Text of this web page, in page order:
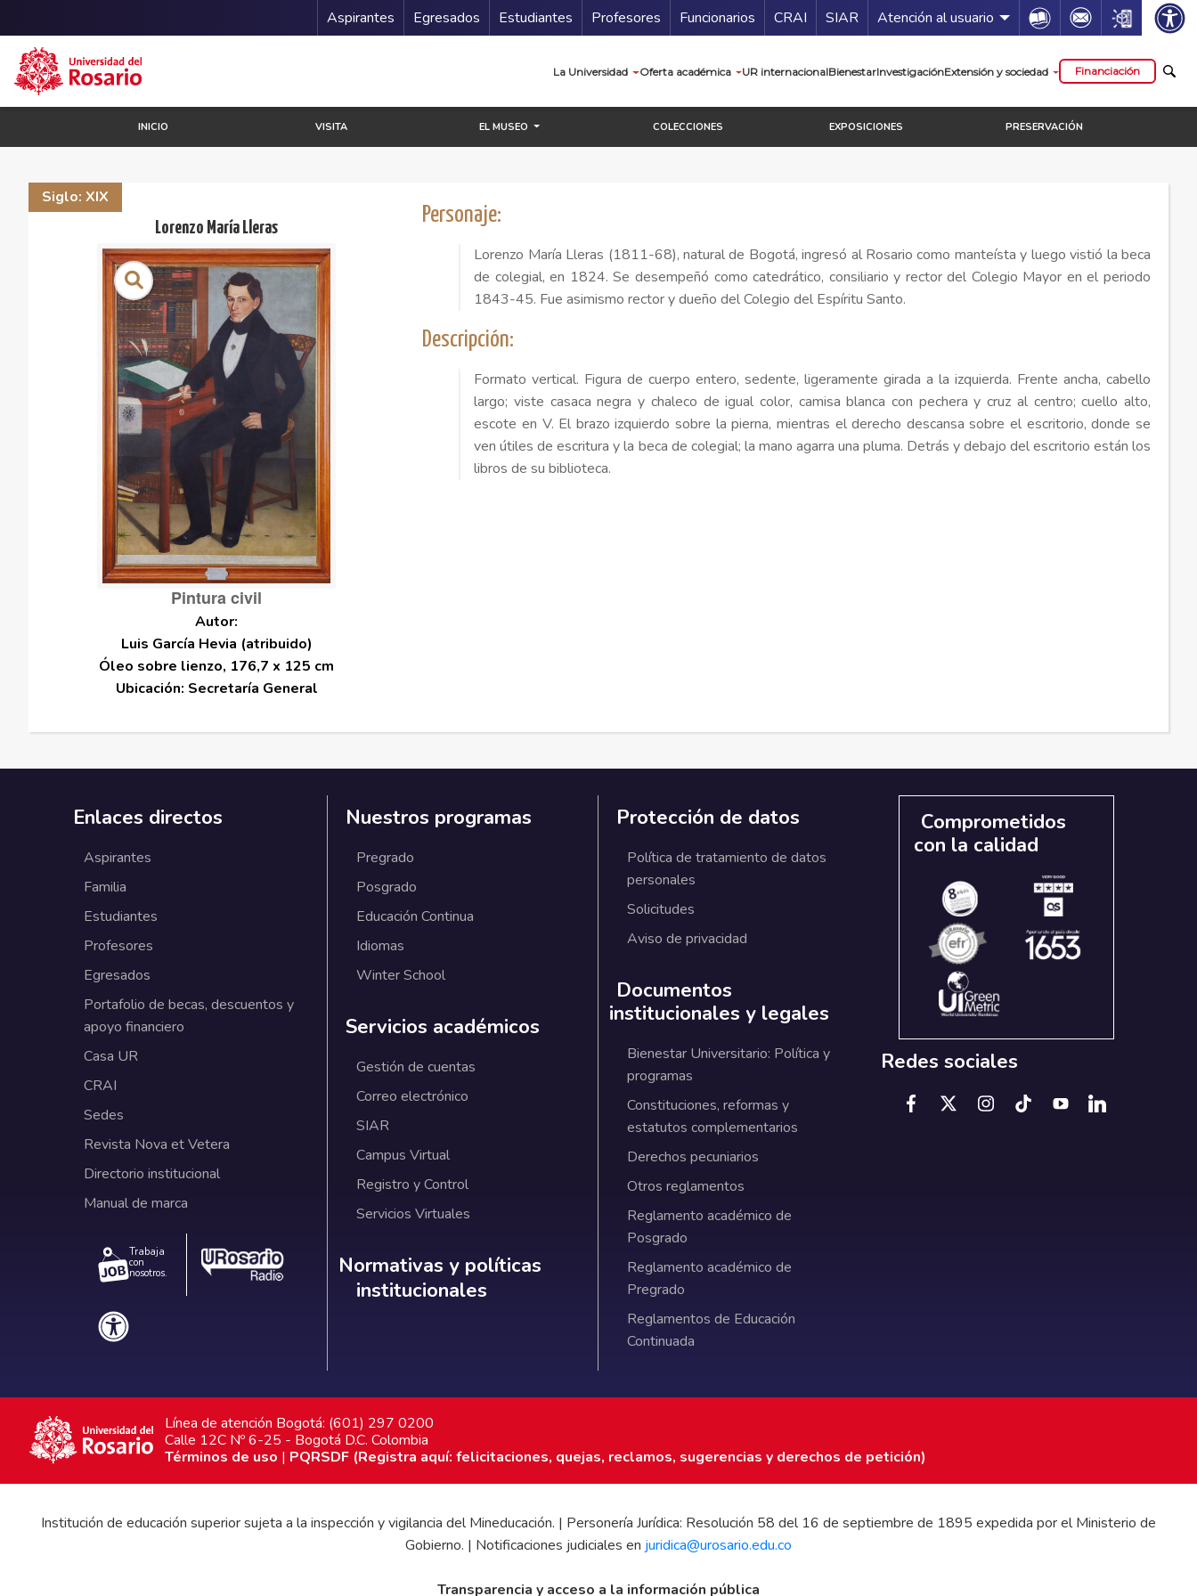
Menu Secundario
Aspirantes Egresados Estudiantes Profesores Funcionarios Guía de servicios
CRAI SIAR Atención al usuario Icon Icon Icon
La Universidad Oferta académica UR internacionalBienestarInvestigaciónExtensión y sociedad Financiación
INICIO VISITA EL MUSEO COLECCIONES EXPOSICIONES PRESERVACIÓN
Siglo: XIX
Lorenzo María Lleras
Pintura civil
Luis García Hevia (atribuido)
Óleo sobre lienzo, 176,7 x 125 cm
Ubicación: Secretaría General
Personaje:
Lorenzo María Lleras (1811-68), natural de Bogotá, ingresó al Rosario como manteísta y luego vistió la beca
de colegial, en 1824. Se desempeñó como catedrático, consiliario y rector del Colegio Mayor en el periodo
1843-45. Fue asimismo rector y dueño del Colegio del Espíritu Santo.
Descripción:
Formato vertical. Figura de cuerpo entero, sedente, ligeramente girada a la izquierda. Frente ancha, cabello
largo; viste casaca negra y chaleco de igual color, camisa blanca con pechera y cruz al centro; cuello alto,
escote en V. El brazo izquierdo sobre la pierna, mientras el derecho descansa sobre el escritorio, donde se
ven útiles de escritura y la beca de colegial; la mano agarra una pluma. Detrás y debajo del escritorio están los
libros de su biblioteca.
Enlaces directos
Aspirantes
Familia
Estudiantes
Profesores
Egresados
Portafolio de becas, descuentos y
apoyo financiero
Casa UR
CRAI
Sedes
Revista Nova et Vetera
Directorio institucional
Manual de marca
Trabaja
con
nosotros.
Nuestros programas
Pregrado
Posgrado
Educación Continua
Idiomas
Winter School
Servicios académicos
Gestión de cuentas
Correo electrónico
SIAR
Campus Virtual
Registro y Control
Servicios Virtuales
Normativas y políticas institucionales
Normativas y políticas
institucionales
Protección de datos
Política de tratamiento de datos
personales
Solicitudes
Aviso de privacidad
Documentos
institucionales y legales
Bienestar Universitario: Política y
programas
Constituciones, reformas y
estatutos complementarios
Derechos pecuniarios
Otros reglamentos
Reglamento académico de
Posgrado
Reglamento académico de
Pregrado
Reglamentos de Educación
Continuada
Comprometidos
con la calidad
Redes sociales
Línea de atención Bogotá: (601) 297 0200
Calle 12C Nº 6-25 - Bogotá D.C. Colombia
Términos de uso | PQRSDF (Registra aquí: felicitaciones, quejas, reclamos, sugerencias y derechos de petición)
Institución de educación superior sujeta a la inspección y vigilancia del Mineducación. | Personería Jurídica: Resolución 58 del 16 de septiembre de 1895 expedida por el Ministerio de
Gobierno. | Notificaciones judiciales en juridica@urosario.edu.co
Transparencia y acceso a la información pública